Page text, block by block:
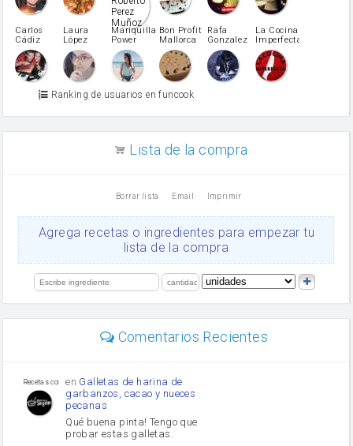
Pimentón
pimiento verde
miel
vino blanco
Azúcar glass
Azúcar moreno
Zumo de limón
arroz
Ajos
salsa de soja
limón
Carlos
Cádiz
Laura
López
Martínez
Mariquilla
Power
Bon Profit
Mallorca
Rafa
Gonzalez
La Cocina
Imperfecta
Ranking de usuarios en funcook
Lista de la compra
Borrar lista Email Imprimir
Agrega recetas o ingredientes para empezar tu
lista de la compra
Comentarios Recientes
Recetas con sazon
en Galletas de harina de
garbanzos, cacao y nueces
pecanas
Qué buena pinta! Tengo que
probar estas galletas.